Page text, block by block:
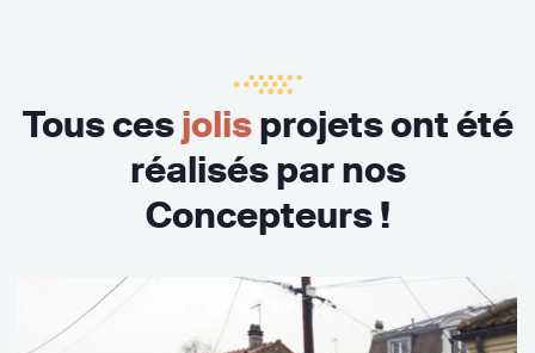
Tous cesjolisprojets ont été
réalisés par nos
Concepteurs !